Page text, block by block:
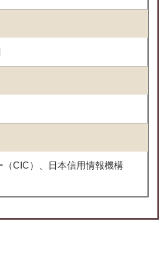
（CIC）、日本信用情報機構